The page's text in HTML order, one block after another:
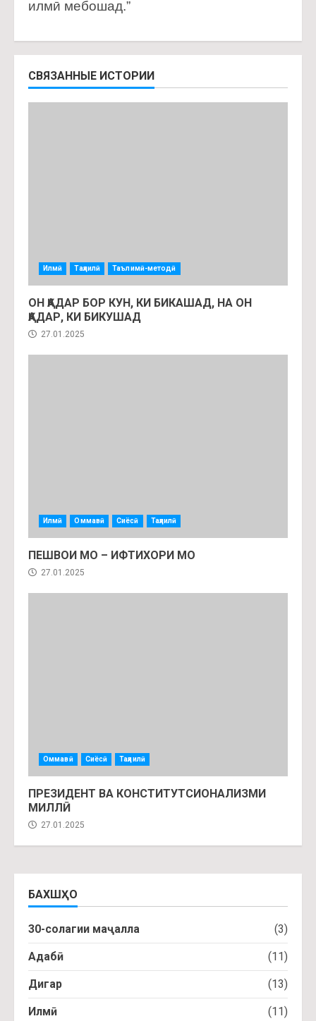
илмӣ мебошад.”
СВЯЗАННЫЕ ИСТОРИИ
Илмӣ Таҳлилӣ Таълимӣ-методӣ
ОН ҚАДАР БОР КУН, КИ БИКАШАД, НА ОН
ҚАДАР, КИ БИКУШАД
27.01.2025
Илмӣ Оммавӣ Сиёсӣ Таҳлилӣ
ПЕШВОИ МО – ИФТИХОРИ МО
27.01.2025
Оммавӣ Сиёсӣ Таҳлилӣ
ПРЕЗИДЕНТ ВА КОНСТИТУТСИОНАЛИЗМИ
МИЛЛӢ
27.01.2025
БАХШҲО
30-солагии маҷалла (3)
Адабӣ (11)
Дигар (13)
Илмӣ (11)